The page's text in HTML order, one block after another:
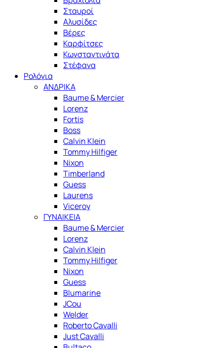
Σταυροί
Αλυσίδες
Βέρες
Καρφίτσες
Κωνσταντινάτα
Στέφανα
Ρολόγια
ΑΝΔΡΙΚΑ
Baume & Mercier
Lorenz
Fortis
Boss
Calvin Klein
Tommy Hilfiger
Nixon
Timberland
Guess
Laurens
Viceroy
ΓΥΝΑΙΚΕΙΑ
Baume & Mercier
Lorenz
Calvin Klein
Tommy Hilfiger
Nixon
Guess
Blumarine
JCou
Welder
Roberto Cavalli
Just Cavalli